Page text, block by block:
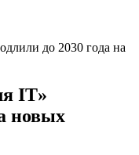
до 2030 года на
IT»
новых